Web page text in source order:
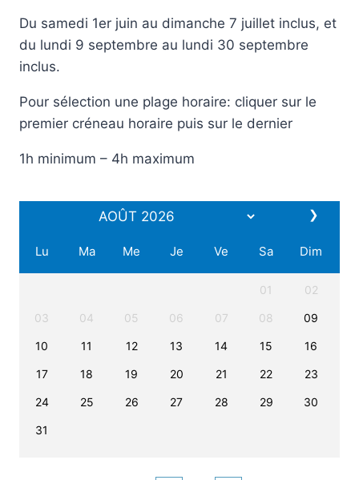
Du samedi 1er juin au dimanche 7 juillet inclus, et
du lundi 9 septembre au lundi 30 septembre
inclus.
Pour sélection une plage horaire: cliquer sur le
premier créneau horaire puis sur le dernier
1h minimum – 4h maximum
❯
Lu Ma Me Je Ve Sa Dim
01 02
03 04 05 06 07 08 09
10 11 12 13 14 15 16
17 18 19 20 21 22 23
24 25 26 27 28 29 30
31